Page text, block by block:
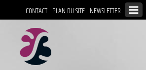
CONTACT PLAN DU SITE NEWSLETTER